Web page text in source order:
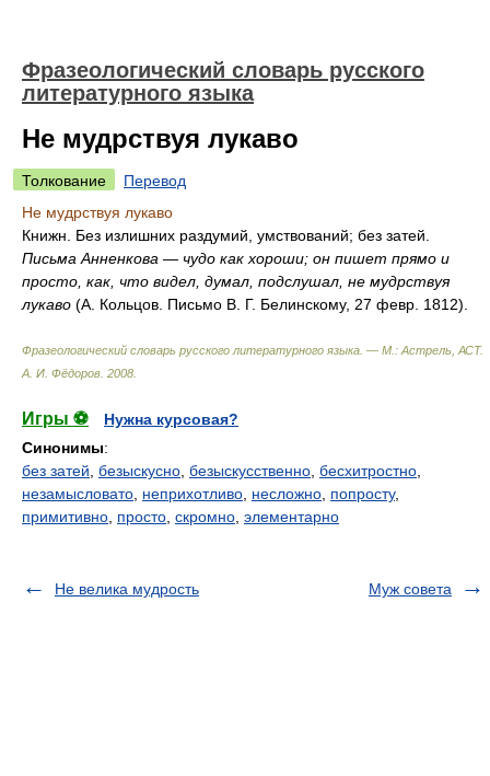
Фразеологический словарь русского
литературного языка
Не мудрствуя лукаво
Толкование
Перевод
Не мудрствуя лукаво
Книжн. Без излишних раздумий, умствований; без затей.
Письма Анненкова — чудо как хороши; он пишет прямо и
просто, как, что видел, думал, подслушал, не мудрствуя
лукаво (А. Кольцов. Письмо В. Г. Белинскому, 27 февр. 1812).
Фразеологический словарь русского литературного языка. — М.: Астрель, АСТ.
А. И. Фёдоров 2008
Игры ⚽
Нужна курсовая?
Синонимы:
без затей безыскусно безыскусственно бесхитростно
незамысловато неприхотливо несложно попросту,
примитивно просто скромно элементарно
Не велика мудрость Муж совета